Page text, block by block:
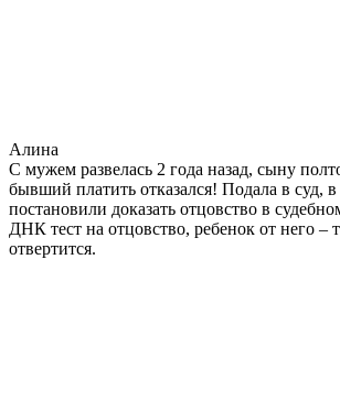
Алина
С мужем развелась 2 года назад, сыну
бывший платить отказался! Подала в суд,
постановили доказать отцовство в
ДНК тест на отцовство, ребенок от него –
отвертится.